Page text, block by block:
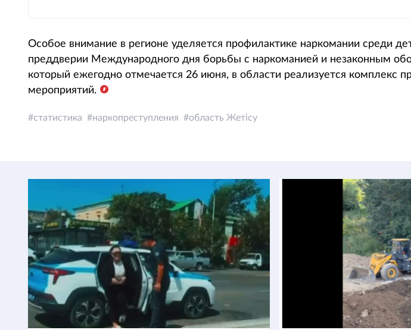
Особое внимание в регионе уделяется профилактике наркомании среди
преддверии Международного дня борьбы с наркоманией и незаконным
который ежегодно отмечается 26 июня, в области реализуется комплекс
мероприятий.
статистика наркопреступления область Жетiсу